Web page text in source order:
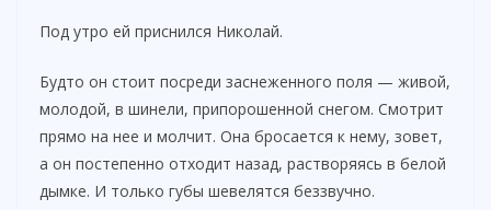
i
d
e
Под утро ей приснился Николай.
Будто он стоит посреди заснеженного поля — живой,
молодой, в шинели, припорошенной снегом. Смотрит
прямо на нее и молчит. Она бросается к нему, зовет,
а он постепенно отходит назад, растворяясь в белой
дымке. И только губы шевелятся беззвучно.